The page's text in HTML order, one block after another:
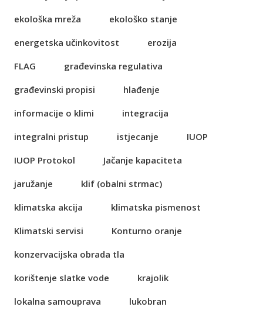
ekološka mreža
ekološko stanje
energetska učinkovitost
erozija
FLAG
građevinska regulativa
građevinski propisi
hlađenje
informacije o klimi
integracija
integralni pristup
istjecanje
IUOP
IUOP Protokol
Jačanje kapaciteta
jaružanje
klif (obalni strmac)
klimatska akcija
klimatska pismenost
Klimatski servisi
Konturno oranje
konzervacijska obrada tla
korištenje slatke vode
krajolik
lokalna samouprava
lukobran